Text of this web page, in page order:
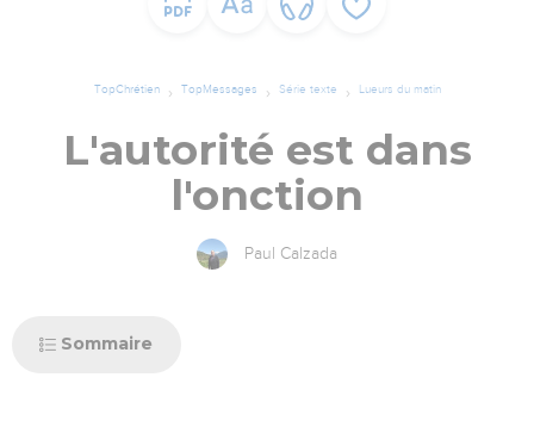
TopChrétien TopMessages Série texte Lueurs du matin
L'autorité est dans
l'onction
Paul Calzada
Sommaire